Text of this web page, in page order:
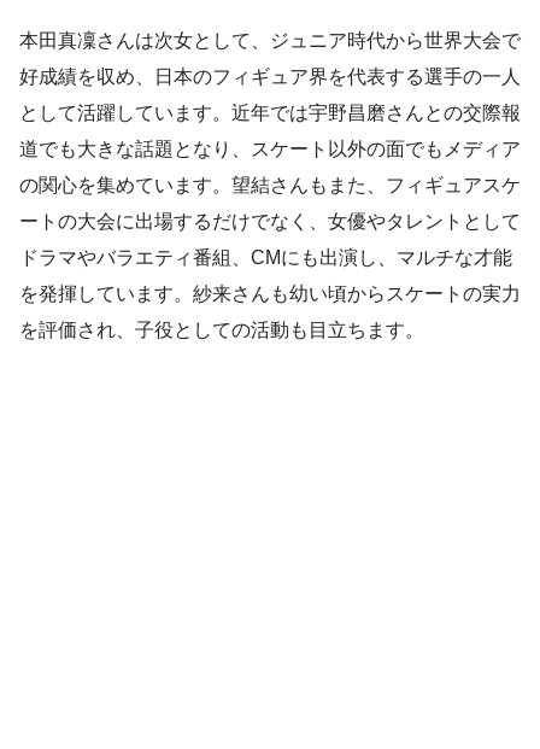
本田真凜さんは次女として、ジュニア時代から世界大会で
好成績を収め、日本のフィギュア界を代表する選手の一人
として活躍しています。近年では宇野昌磨さんとの交際報
道でも大きな話題となり、スケート以外の面でもメディア
の関心を集めています。望結さんもまた、フィギュアスケ
ートの大会に出場するだけでなく、女優やタレントとして
ドラマやバラエティ番組、CMにも出演し、マルチな才能
を発揮しています。紗来さんも幼い頃からスケートの実力
を評価され、子役としての活動も目立ちます。